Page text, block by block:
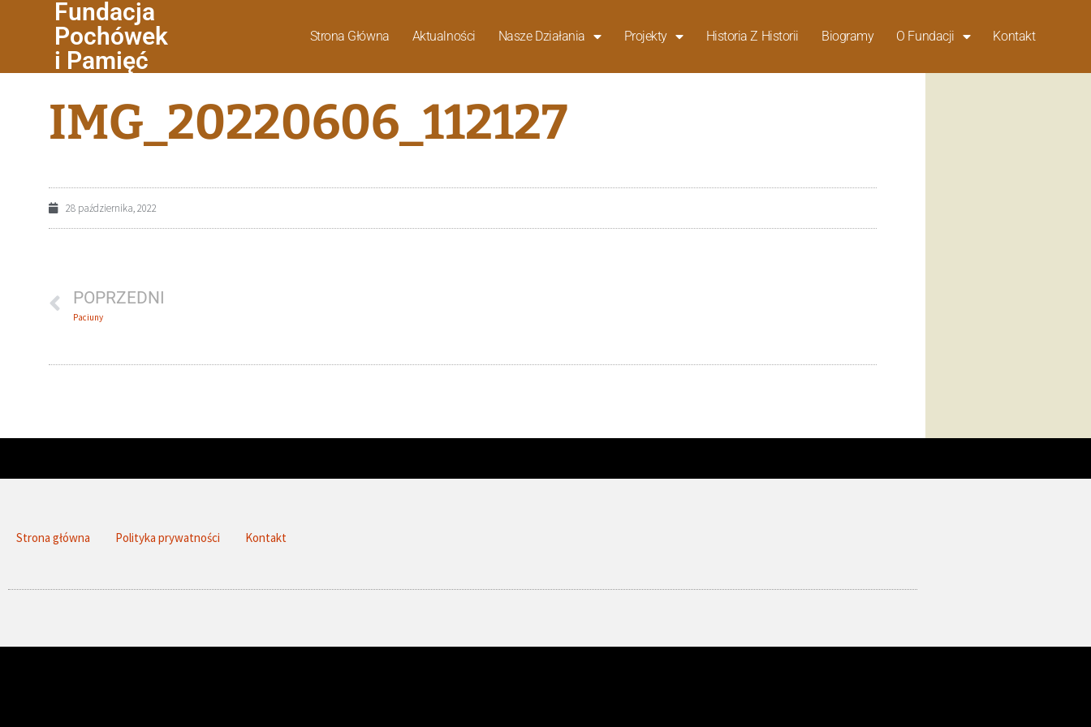
Fundacja
Pochówek
i Pamięć
Strona Główna Aktualności Nasze Działania Projekty Historia Z Historii Biogramy O Fundacji Kontakt
IMG_20220606_112127
28 października, 2022
POPRZEDNI
Paciuny
Strona główna Polityka prywatności Kontakt